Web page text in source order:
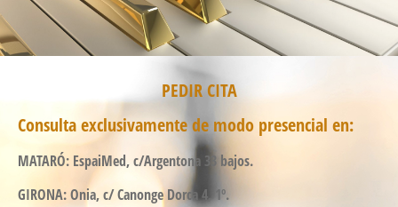
PEDIR CITA
Consulta exclusivamente de modo presencial en:
MATARÓ: EspaiMed, c/Argentona 33 bajos.
GIRONA: Onia, c/ Canonge Dorca 4, 1º.